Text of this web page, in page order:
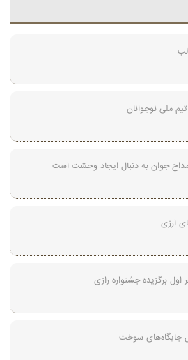
ملی نوجوانان
جوان به دنبال ایجاد وحشت است
ارزی
جایگاه‌های سوخت